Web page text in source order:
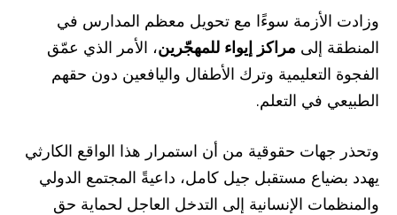
وزادت الأزمة سوءًا مع تحويل معظم المدارس في
المنطقة إلى مراكز إيواء للمهجّرين، الأمر الذي عمّق
الفجوة التعليمية وترك الأطفال واليافعين دون حقهم
الطبيعي في التعلم.
وتحذر جهات حقوقية من أن استمرار هذا الواقع الكارثي
يهدد بضياع مستقبل جيل كامل، داعيةً المجتمع الدولي
والمنظمات الإنسانية إلى التدخل العاجل لحماية حق